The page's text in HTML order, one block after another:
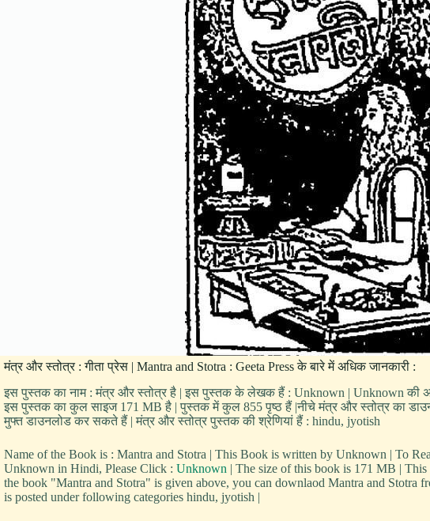
मंत्र और स्तोत्र : गीता प्रेस | Mantra and Stotra : Geeta Press के बारे में अधिक जानकारी :
इस पुस्तक का नाम : मंत्र और स्तोत्र है | इस पुस्तक के लेखक हैं : Unknown | Unknown की
इस पुस्तक का कुल साइज 171 MB है | पुस्तक में कुल 855 पृष्ठ हैं |नीचे मंत्र और स्तोत्र का
मुफ्त डाउनलोड कर सकते हैं | मंत्र और स्तोत्र पुस्तक की श्रेणियां हैं : hindu, jyotish
Name of the Book is : Mantra and Stotra | This Book is written by Unknown | To
Unknown in Hindi, Please Click : Unknown | The size of this book is 171 MB |
the book "Mantra and Stotra" is given above, you can downlaod Mantra and Stotra
is posted under following categories hindu, jyotish |